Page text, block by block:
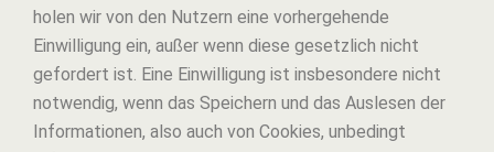
holen wir von den Nutzern eine vorhergehende
Einwilligung ein, außer wenn diese gesetzlich nicht
gefordert ist. Eine Einwilligung ist insbesondere nicht
notwendig, wenn das Speichern und das Auslesen der
Informationen, also auch von Cookies, unbedingt